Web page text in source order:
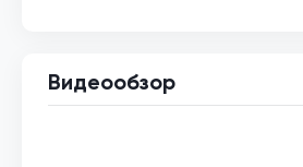
Видеообзор